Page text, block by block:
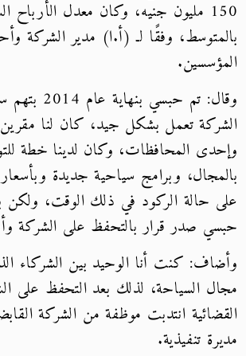
بالمتوسط، وفقًا لـ (أ.ا) مدير الشركة
المؤسسين.
وقال: تم
الشركة تعمل بشكل جيد، كان لنا
بالمجال، وبرامج سياحية جديدة
على حالة الركود في ذلك الوقت،
حبسي صدر قرار بالتحفظ على الشركة
وأضاف: كنت أنا الوحيد بين الشركاء
مجال السياحة، لذلك بعد التحفظ على
القضائية انتدبت موظفة من الشركة
مديرة تنفيذية.